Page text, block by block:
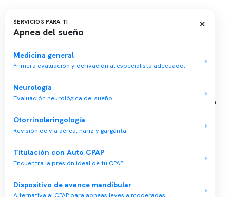
Sucursales
📍 Vitacura: Av. Kennedy 5488, Patio Inglés, piso -1, local 003
📍 Providencia: Av. Andrés Bello 2337, local 2
Reserva tu hora
Agenda tu consulta médica o examen del sueño de forma rápida
→ Reservar ahora
Presupuesto de exámenes
SERVICIOS PARA TI
Apnea del sueño
×
Medicina general
Primera evaluación y derivación al especialista adecuado.
Neurología
Evaluación neurológica del sueño.
Otorrinolaringología
Revisión de vía aérea, nariz y garganta.
Titulación con Auto CPAP
Encuentra la presión ideal de tu CPAP.
Dispositivo de avance mandibular
Alternativa al CPAP para apneas leves a moderadas.